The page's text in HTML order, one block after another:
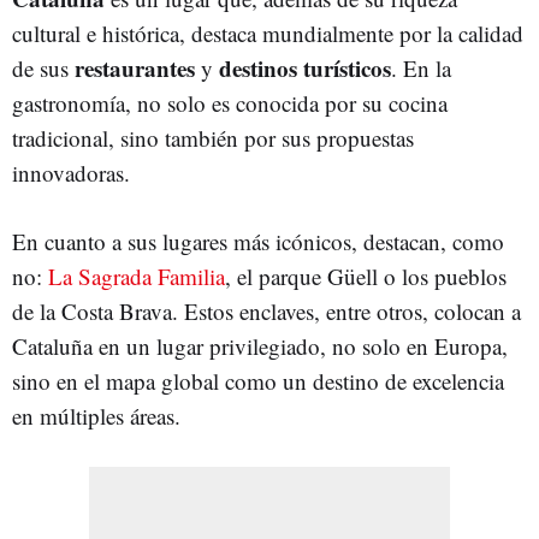
cultural e histórica, destaca mundialmente por la calidad
de sus restaurantes y destinos turísticos. En la
gastronomía, no solo es conocida por su cocina
tradicional, sino también por sus propuestas
innovadoras.
En cuanto a sus lugares más icónicos, destacan, como
no: La Sagrada Familia, el parque Güell o los pueblos
de la Costa Brava. Estos enclaves, entre otros, colocan a
Cataluña en un lugar privilegiado, no solo en Europa,
sino en el mapa global como un destino de excelencia
en múltiples áreas.